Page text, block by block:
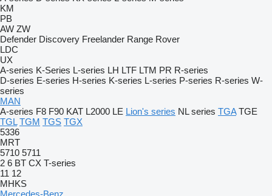
KM
PB
AW ZW
Defender Discovery Freelander Range Rover
LDC
UX
A-series K-Series L-series LH LTF LTM PR R-series
D-series E-series H-series K-series L-series P-series R-series W-
series
MAN
A-series F8 F90 KAT L2000 LE Lion's series NL series TGA TGE
TGL TGM TGS TGX
5336
MRT
5710 5711
2 6 BT CX T-series
11 12
MHKS
Mercedes-Benz